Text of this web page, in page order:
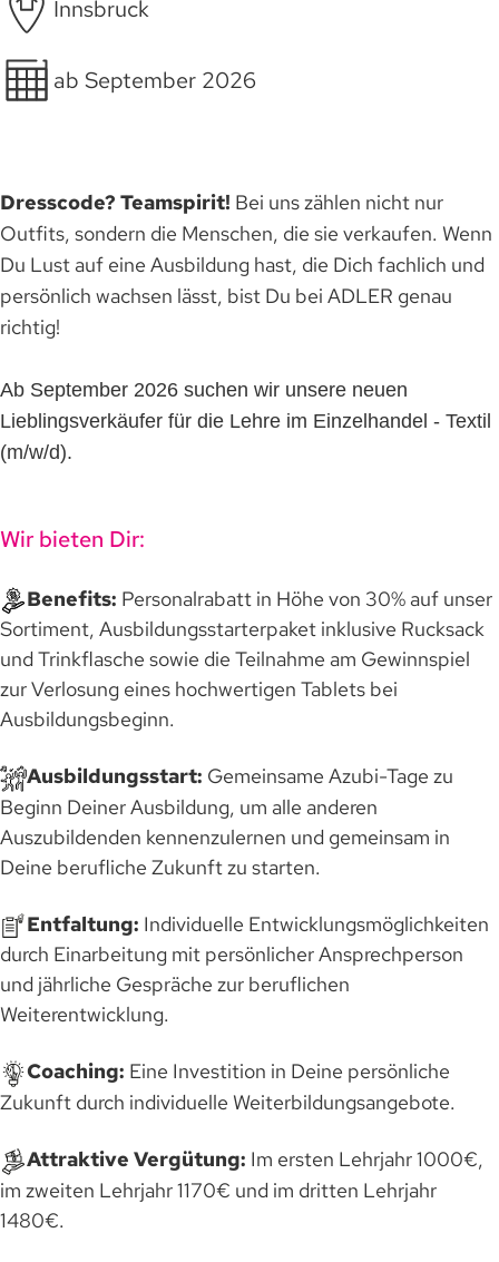
Innsbruck
ab September 2026
Dresscode? Teamspirit! Bei uns zählen nicht nur
Outfits, sondern die Menschen, die sie verkaufen. Wenn
Du Lust auf eine Ausbildung hast, die Dich fachlich und
persönlich wachsen lässt, bist Du bei ADLER genau
richtig!
Ab September 2026 suchen wir unsere neuen
Lieblingsverkäufer für die Lehre im Einzelhandel - Textil
(m/w/d).
Wir bieten Dir:
Benefits: Personalrabatt in Höhe von 30% auf unser
Sortiment, Ausbildungsstarterpaket inklusive Rucksack
und Trinkflasche sowie die Teilnahme am Gewinnspiel
zur Verlosung eines hochwertigen Tablets bei
Ausbildungsbeginn.
Ausbildungsstart: Gemeinsame Azubi-Tage zu
Beginn Deiner Ausbildung, um alle anderen
Auszubildenden kennenzulernen und gemeinsam in
Deine berufliche Zukunft zu starten.
Entfaltung: Individuelle Entwicklungsmöglichkeiten
durch Einarbeitung mit persönlicher Ansprechperson
und jährliche Gespräche zur beruflichen
Weiterentwicklung.
Coaching: Eine Investition in Deine persönliche
Zukunft durch individuelle Weiterbildungsangebote.
Attraktive Vergütung: Im ersten Lehrjahr 1000€,
im zweiten Lehrjahr 1170€ und im dritten Lehrjahr
1480€.